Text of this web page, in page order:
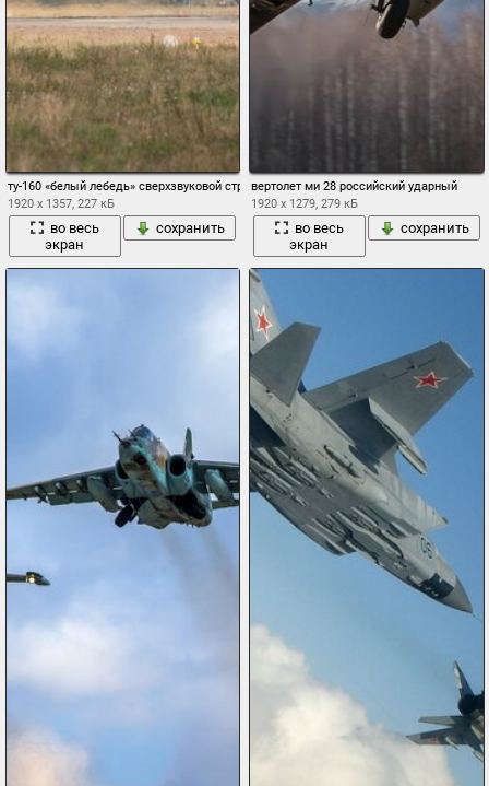
ту-160 «белый лебедь» сверхзвуковой стратегический бомбардировщик-
1920 x 1357, 227 кБ
во весь
экран
сохранить
вертолет ми 28 российский ударный
1920 x 1279, 279 кБ
во весь
экран
сохранить